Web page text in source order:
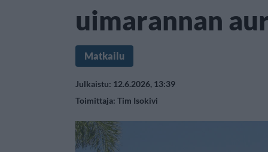
uimarannan
Matkailu
Julkaistu: 12.6.2026, 13:39
Toimittaja: Tim Isokivi